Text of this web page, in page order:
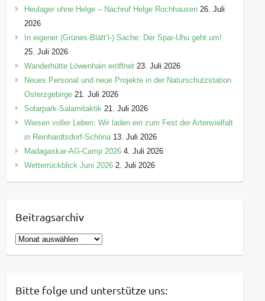
Heulager ohne Helge – Nachruf Helge Rochhausen 26. Juli
2026
In eigener (Grünes-Blätt’l-) Sache: Der Spar-Uhu geht um!
25. Juli 2026
Wanderhütte Löwenhain eröffnet 23. Juli 2026
Neues Personal und neue Projekte in der Naturschutzstation
Osterzgebirge 21. Juli 2026
Solarpark-Salamitaktik 21. Juli 2026
Wiesen voller Leben: Wir laden ein zum Fest der Artenvielfalt
in Reinhardtsdorf-Schöna 13. Juli 2026
Madagaskar-AG-Camp 2026 4. Juli 2026
Wetterrückblick Juni 2026 2. Juli 2026
Beitragsarchiv
B
e
r
Bitte folge und unterstütze uns: